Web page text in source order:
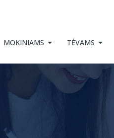
MOKINIAMS TĖVAMS